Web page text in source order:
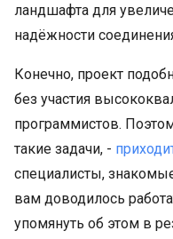
ландшафта для
надёжности
Конечно, проект
без участия
программистов.
такие задачи, -
специалисты,
вам доводилось
упомянуть об этом в